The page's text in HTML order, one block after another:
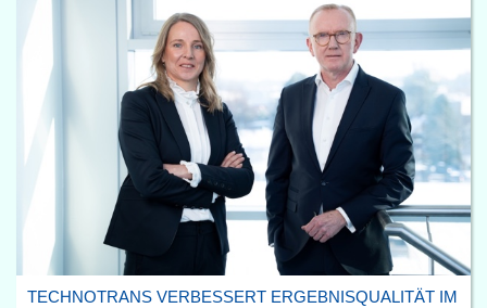
TECHNOTRANS VERBESSERT ERGEBNISQUALITÄT IM